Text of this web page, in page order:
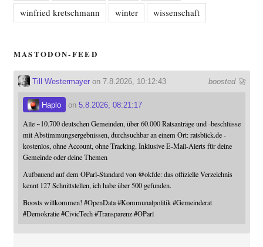
winfried kretschmann
winter wissenschaft
MASTODON-FEED
boosted 🚀
Till Westermayeron 7.8.2026, 10:12:43
Haplo on 5.8.2026, 08:21:17
Alle ~10.700 deutschen Gemeinden, über 60.000 Ratsanträge und -beschlüsse
mit Abstimmungsergebnissen, durchsuchbar an einem Ort: ratsblick.de -
kostenlos, ohne Account, ohne Tracking, Inklusive E-Mail-Alerts für deine
Gemeinde oder deine Themen
Aufbauend auf dem OParl-Standard von @okfde: das offizielle Verzeichnis
kennt 127 Schnittstellen, ich habe über 500 gefunden.
Boosts willkommen! #OpenData #Kommunalpolitik #Gemeinderat
#Demokratie #CivicTech #Transparenz #OParl